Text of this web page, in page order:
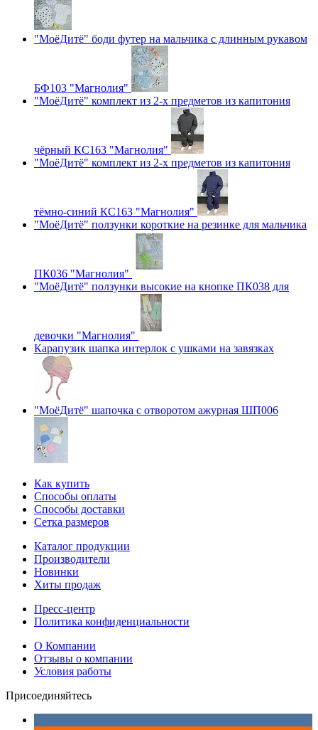
"МоёДитё" боди футер на мальчика с длинным рукавом
БФ103 "Магнолия"
"МоёДитё" комплект из 2-х предметов из капитония
чёрный КС163 "Магнолия"
"МоёДитё" комплект из 2-х предметов из капитония
тёмно-синий КС163 "Магнолия"
"МоёДитё" ползунки короткие на резинке для мальчика
ПК036 "Магнолия"
"МоёДитё" ползунки высокие на кнопке ПК038 для
девочки "Магнолия"
Карапузик шапка интерлок с ушками на завязках
"МоёДитё" шапочка с отворотом ажурная ШП006
Как купить
Способы оплаты
Способы доставки
Сетка размеров
Каталог продукции
Производители
Новинки
Хиты продаж
Пресс-центр
Политика конфиденциальности
О Компании
Отзывы о компании
Условия работы
Присоединяйтесь